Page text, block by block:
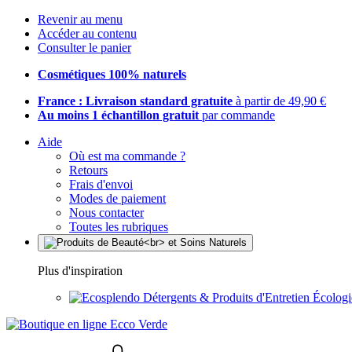
Revenir au menu
Accéder au contenu
Consulter le panier
Cosmétiques 100% naturels
France : Livraison standard gratuite à partir de 49,90 €
Au moins 1 échantillon gratuit par commande
Aide
Où est ma commande ?
Retours
Frais d'envoi
Modes de paiement
Nous contacter
Toutes les rubriques
Plus d'inspiration
Détergents & Produits d'Entretien